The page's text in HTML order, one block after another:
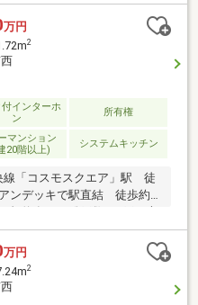
お料理中も会話が弾む対面
室は一体利用も可能・全居室
WICを設置・南西向きバルコ
玄関アルコーブ、トランク
能(細則有)▼設備・床暖房(リ
徒歩12分(約950m)■ ご希望
します ━━━━━・・・物件
お問い合わせください。
万円
2
インターホ
ン
所有権
マンション
20階以上)
システムキッチン
線「コスモスクエア」駅 徒
ンデッキで駅直結 徒歩約2
きの為、陽当り良好♪・全
キリお使いいただけま
房ございます♪▼立地・大阪
19分・大阪市立南港北中学校
ブン コスモスクエア駅前 徒
万円
2